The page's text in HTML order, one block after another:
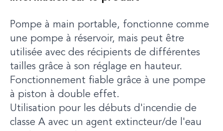
Pompe à main portable, fonctionne comme
une pompe à réservoir, mais peut être
utilisée avec des récipients de différentes
tailles grâce à son réglage en hauteur.
Fonctionnement fiable grâce à une pompe
à piston à double effet.
Utilisation pour les débuts d'incendie de
classe A avec un agent extincteur/de l'eau